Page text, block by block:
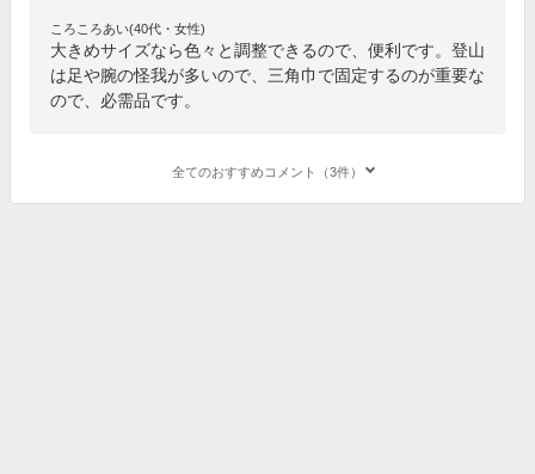
ころころあい(40代・女性)
大きめサイズなら色々と調整できるので、便利です。登山
は足や腕の怪我が多いので、三角巾で固定するのが重要な
ので、必需品です。
全てのおすすめコメント（3件）